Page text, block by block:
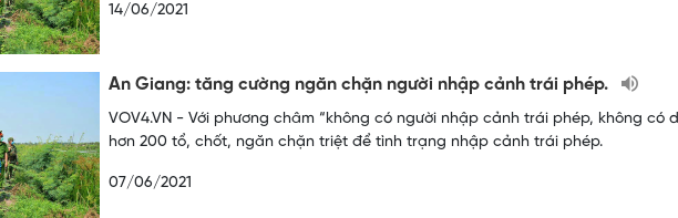
14/06/2021
An Giang: tăng cường ngăn chặn người nhập cảnh trái phép.
VOV4.VN - Với phương châm “không có người nhập cảnh trái phép, không có
hơn 200 tổ, chốt, ngăn chặn triệt để tình trạng nhập cảnh trái phép.
07/06/2021